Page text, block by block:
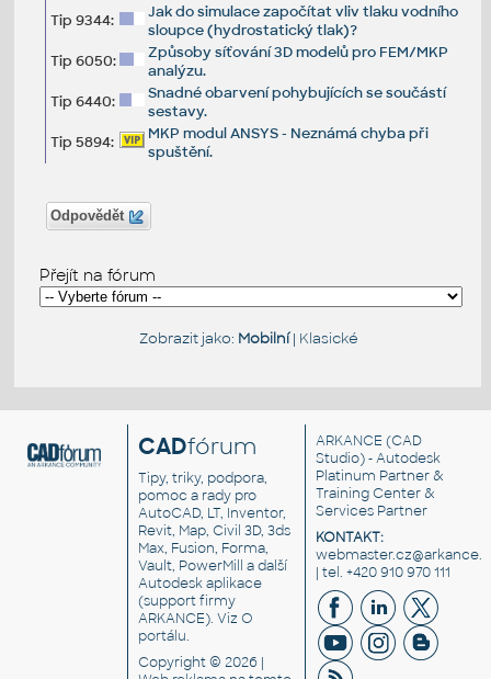
Tip 9344:
Jak do simulace započítat vliv tlaku vodního
sloupce (hydrostatický tlak)?
Tip 6050:
Způsoby síťování 3D modelů pro FEM/MKP
analýzu.
Tip 6440:
Snadné obarvení pohybujících se součástí
sestavy.
Tip 5894:
MKP modul ANSYS - Neznámá chyba při
spuštění.
Odpovědět
Přejít na fórum
Zobrazit jako: Mobilní| Klasické
CADfórum
Tipy, triky, podpora,
pomoc a rady pro
AutoCAD, LT, Inventor,
Revit, Map, Civil 3D, 3ds
Max, Fusion, Forma,
Vault, PowerMill a další
Autodesk aplikace
(support firmy
ARKANCE). VizO
portálu.
Copyright © 2026 |
ARKANCE (CAD
Studio) - Autodesk
Platinum Partner &
Training Center &
Services Partner
KONTAKT:
| tel. +420 910 970 111